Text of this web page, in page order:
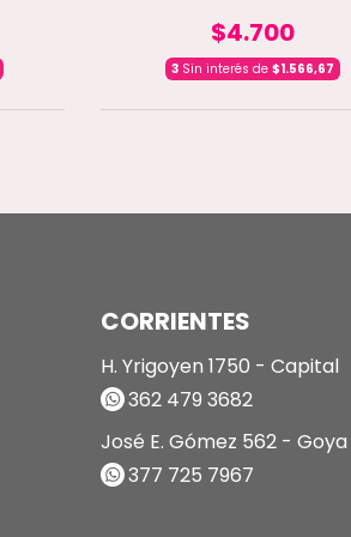
$4.700
3Sin interés de $1.566,67
CORRIENTES
H. Yrigoyen 1750 - Capital
362 479 3682
José E. Gómez 562 - Goya
377 725 7967